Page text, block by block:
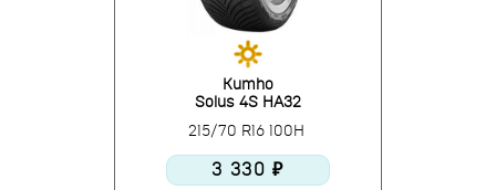
Kumho
Solus 4S HA32
215/70 R16 100H
3 330 ₽